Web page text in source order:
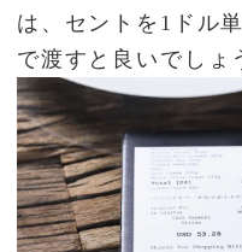
は、セントを1ドル
で渡すと良いでしょ